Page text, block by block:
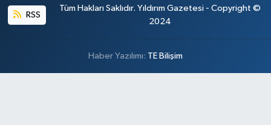
RSS
Tüm Hakları Saklıdır. Yıldırım Gazetesi - Copyright ©
2024
Haber Yazılımı: TE Bilişim